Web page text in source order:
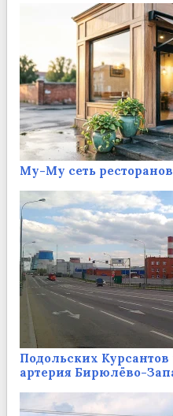
Му-Му сеть
Подольских
артерия Бирюлёво-